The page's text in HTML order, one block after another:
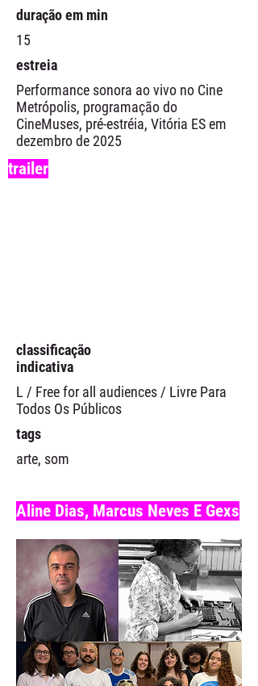
duração em min
15
estreia
Performance sonora ao vivo no Cine
Metrópolis, programação do
CineMuses, pré-estréia, Vitória ES em
dezembro de 2025
trailer
classificação
indicativa
L / Free for all audiences / Livre Para
Todos Os Públicos
tags
arte, som
Aline Dias, Marcus Neves E Gexs